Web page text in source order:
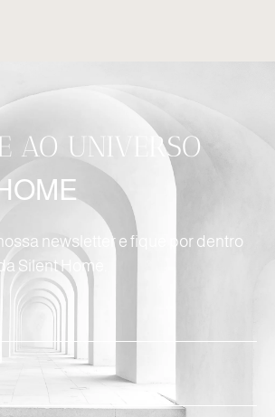
AO UNIVERSO
newsletter e fique por dentro
Silent Home.